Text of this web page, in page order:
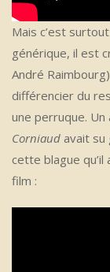
Mais c’est
générique, il est
André
différencier du
une perruque. Un
Corniaud avait su
cette blague
film :